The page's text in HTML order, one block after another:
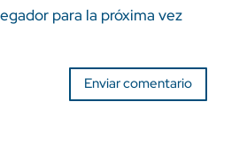
para la próxima vez